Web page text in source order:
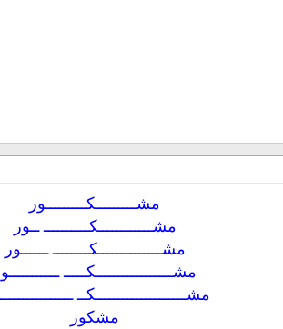
مشـــــــــكـــــــــور
مشــــــــــــكــــــــــ ــور
مشــــــــــــــكــــــــ ــــــور
مشـــــــــــــــــكـــــ
مشــــــــــــــــــــكــ
مشكور